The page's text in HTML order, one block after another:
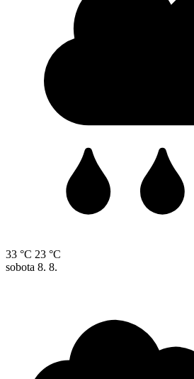
33 °C 23 °C
sobota 8. 8.